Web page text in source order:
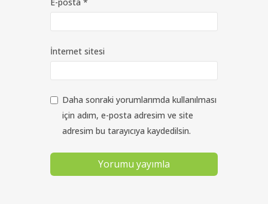
İnternet sitesi
Daha sonraki yorumlarımda kullanılması
için adım, e-posta adresim ve site
adresim bu tarayıcıya kaydedilsin.